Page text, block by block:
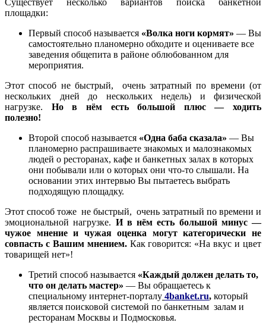
Существует несколько вариантов поиска банкетной
площадки:
Первый способ называется «Волка ноги кормят» — Вы
самостоятельно планомерно обходите и оцениваете все
заведения общепита в районе облюбованном для
мероприятия.
Этот способ не быстрый, очень затратный по времени (от
нескольких дней до нескольких недель) и физической
нагрузке. Но в нём есть большой плюс — ходить
полезно!
Второй способ называется «Одна баба сказала» — Вы
планомерно распрашиваете знакомых и малознакомых
людей о ресторанах, кафе и банкетных залах в которых
они побывали или о которых они что-то слышали. На
основании этих интервью Вы пытаетесь выбрать
подходящую площадку.
Этот способ тоже не быстрый, очень затратный по времени и
эмоциональной нагрузке. И в нём есть большой минус —
чужое мнение и чужая оценка могут категорически не
совпасть с Вашим мнением.Как говорится: «На вкус и цвет
товарищей нет»!
Третий способ называется «Каждый должен делать то,
что он делать мастер» — Вы обращаетесь к
специальному интернет-порталу 4banket.ru, который
является поисковой системой по банкетным залам и
ресторанам Москвы и Подмосковья.